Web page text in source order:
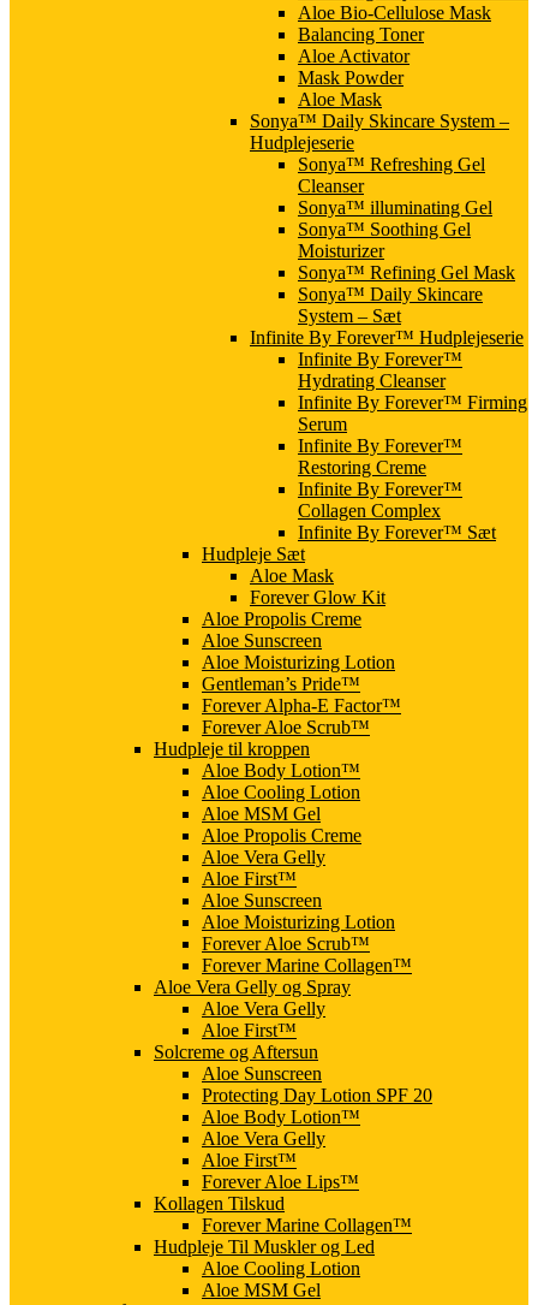
Aloe Bio-Cellulose Mask
Balancing Toner
Aloe Activator
Mask Powder
Aloe Mask
Sonya™ Daily Skincare System –
Hudplejeserie
Sonya™ Refreshing Gel
Cleanser
Sonya™ illuminating Gel
Sonya™ Soothing Gel
Moisturizer
Sonya™ Refining Gel Mask
Sonya™ Daily Skincare
System – Sæt
Infinite By Forever™ Hudplejeserie
Infinite By Forever™
Hydrating Cleanser
Infinite By Forever™ Firming
Serum
Infinite By Forever™
Restoring Creme
Infinite By Forever™
Collagen Complex
Infinite By Forever™ Sæt
Hudpleje Sæt
Aloe Mask
Forever Glow Kit
Aloe Propolis Creme
Aloe Sunscreen
Aloe Moisturizing Lotion
Gentleman’s Pride™
Forever Alpha-E Factor™
Forever Aloe Scrub™
Hudpleje til kroppen
Aloe Body Lotion™
Aloe Cooling Lotion
Aloe MSM Gel
Aloe Propolis Creme
Aloe Vera Gelly
Aloe First™
Aloe Sunscreen
Aloe Moisturizing Lotion
Forever Aloe Scrub™
Forever Marine Collagen™
Aloe Vera Gelly og Spray
Aloe Vera Gelly
Aloe First™
Solcreme og Aftersun
Aloe Sunscreen
Protecting Day Lotion SPF 20
Aloe Body Lotion™
Aloe Vera Gelly
Aloe First™
Forever Aloe Lips™
Kollagen Tilskud
Forever Marine Collagen™
Hudpleje Til Muskler og Led
Aloe Cooling Lotion
Aloe MSM Gel